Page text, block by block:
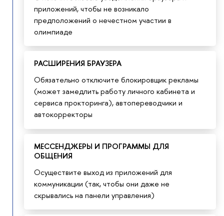
приложений, чтобы не возникало
предположений о нечестном участии в
олимпиаде
РАСШИРЕНИЯ БРАУЗЕРА
Обязательно отключите блокировщик рекламы
(может замедлить работу личного кабинета и
сервиса прокторинга), автопереводчики и
автокорректоры
МЕССЕНДЖЕРЫ И ПРОГРАММЫ ДЛЯ
ОБЩЕНИЯ
Осуществите выход из приложений для
коммуникации (так, чтобы они даже не
скрывались на панели управления)